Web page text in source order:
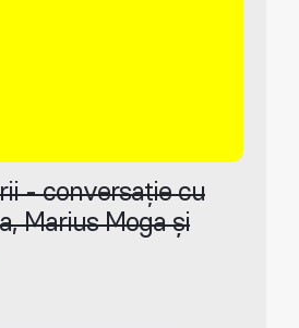
- conversație cu
Marius Moga și